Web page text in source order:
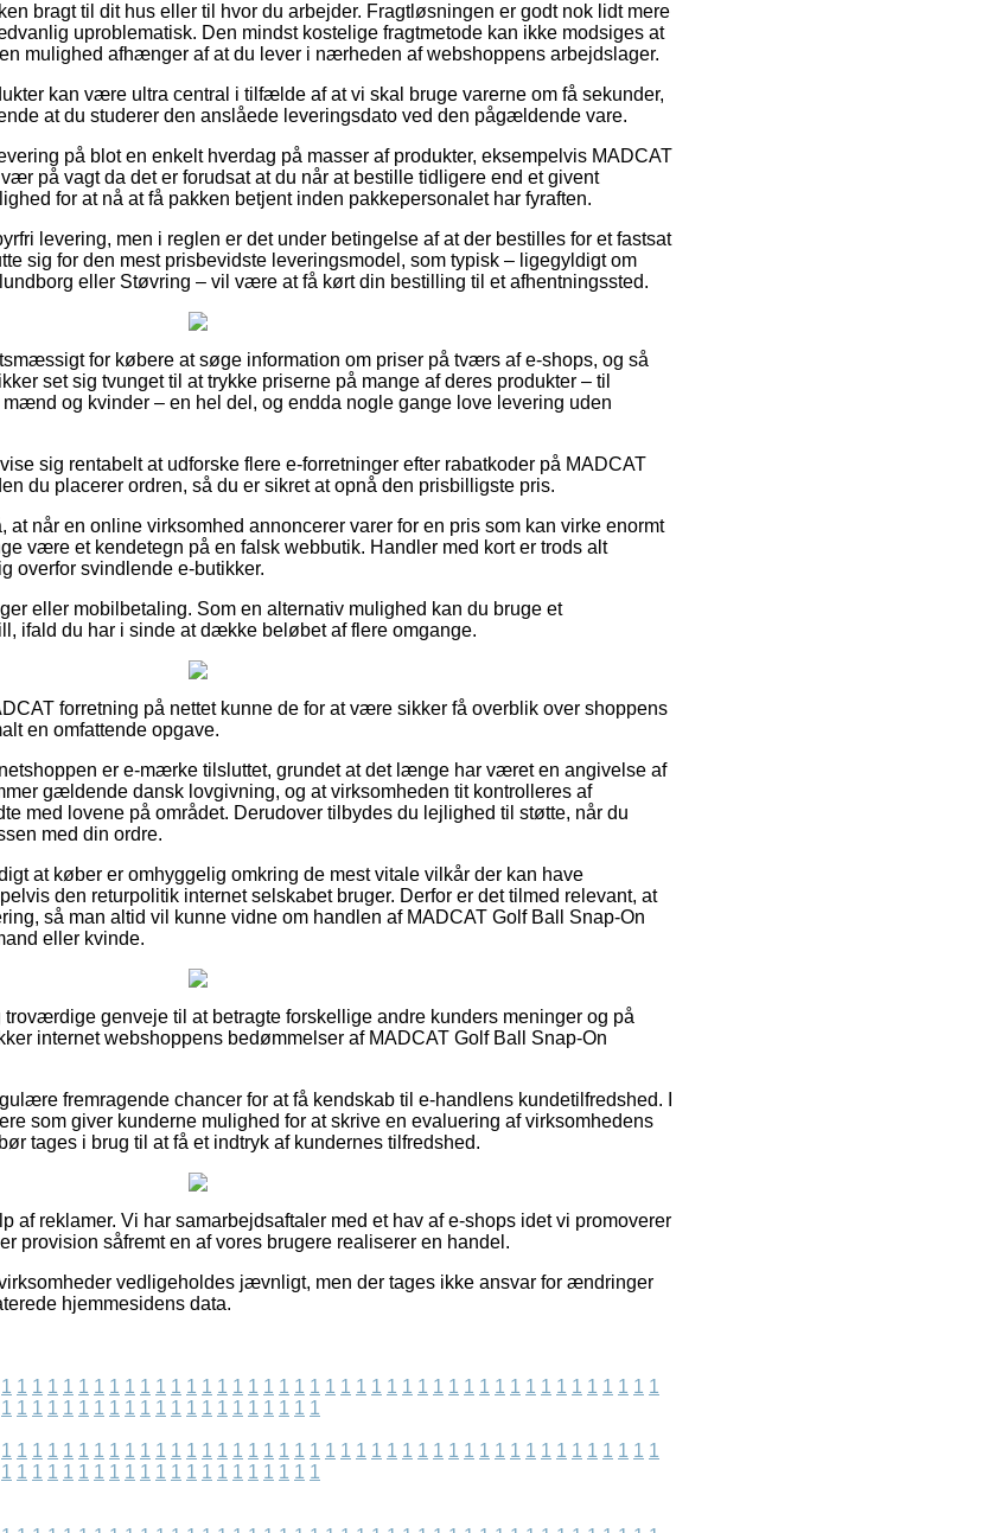
bragt til dit hus eller til hvor du arbejder. Fragtløsningen er godt nok lidt mere
uproblematisk. Den mindst kostelige fragtmetode kan ikke modsiges at
mulighed afhænger af at du lever i nærheden af webshoppens arbejdslager.
kan være ultra central i tilfælde af at vi skal bruge varerne om få sekunder,
at du studerer den anslåede leveringsdato ved den pågældende vare.
på blot en enkelt hverdag på masser af produkter, eksempelvis MADCAT
på vagt da det er forudsat at du når at bestille tidligere end et givent
for at nå at få pakken betjent inden pakkepersonalet har fyraften.
levering, men i reglen er det under betingelse af at der bestilles for et fastsat
sig for den mest prisbevidste leveringsmodel, som typisk – ligegyldigt om
eller Støvring – vil være at få kørt din bestilling til et afhentningssted.
for købere at søge information om priser på tværs af e-shops, og så
set sig tvunget til at trykke priserne på mange af deres produkter – til
og kvinder – en hel del, og endda nogle gange love levering uden
sig rentabelt at udforske flere e-forretninger efter rabatkoder på MADCAT
du placerer ordren, så du er sikret at opnå den prisbilligste pris.
at når en online virksomhed annoncerer varer for en pris som kan virke enormt
være et kendetegn på en falsk webbutik. Handler med kort er trods alt
overfor svindlende e-butikker.
eller mobilbetaling. Som en alternativ mulighed kan du bruge et
ifald du har i sinde at dække beløbet af flere omgange.
forretning på nettet kunne de for at være sikker få overblik over shoppens
en omfattende opgave.
er e-mærke tilsluttet, grundet at det længe har været en angivelse af
gældende dansk lovgivning, og at virksomheden tit kontrolleres af
med lovene på området. Derudover tilbydes du lejlighed til støtte, når du
med din ordre.
at køber er omhyggelig omkring de mest vitale vilkår der kan have
den returpolitik internet selskabet bruger. Derfor er det tilmed relevant, at
så man altid vil kunne vidne om handlen af MADCAT Golf Ball Snap-On
eller kvinde.
genveje til at betragte forskellige andre kunders meninger og på
internet webshoppens bedømmelser af MADCAT Golf Ball Snap-On
fremragende chancer for at få kendskab til e-handlens kundetilfredshed. I
som giver kunderne mulighed for at skrive en evaluering af virksomhedens
tages i brug til at få et indtryk af kundernes tilfredshed.
af reklamer. Vi har samarbejdsaftaler med et hav af e-shops idet vi promoverer
provision såfremt en af vores brugere realiserer en handel.
vedligeholdes jævnligt, men der tages ikke ansvar for ændringer
hjemmesidens data.
1 1 1 1 1 1 1 1 1 1 1 1 1 1 1 1 1 1 1 1 1 1 1 1 1 1 1 1 1 1 1 1 1 1 1 1 1 1 1 1 1 1 1
1 1 1 1 1 1 1 1 1 1 1 1 1 1 1 1 1 1 1 1 1
1 1 1 1 1 1 1 1 1 1 1 1 1 1 1 1 1 1 1 1 1 1 1 1 1 1 1 1 1 1 1 1 1 1 1 1 1 1 1 1 1 1 1
1 1 1 1 1 1 1 1 1 1 1 1 1 1 1 1 1 1 1 1 1